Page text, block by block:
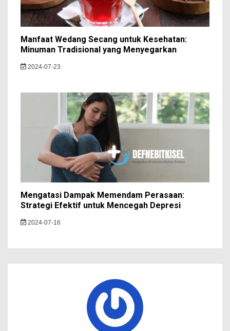
Manfaat Wedang Secang untuk Kesehatan:
Minuman Tradisional yang Menyegarkan
2024-07-23
Mengatasi Dampak Memendam Perasaan:
Strategi Efektif untuk Mencegah Depresi
2024-07-16